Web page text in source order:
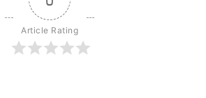
Article Rating